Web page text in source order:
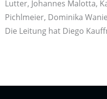
Lutter, Johannes Malotta,
Pichlmeier, Dominika
Die Leitung hat Diego